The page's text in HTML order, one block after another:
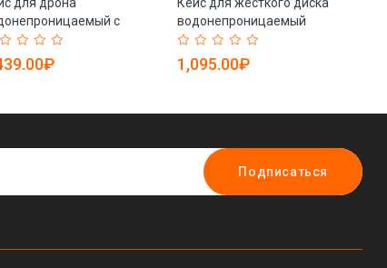
с
GLARY (арт. 25-
водонепроницаемый
ударопрочный (арт. 25-
19082479)
1,095.00₽
Подписаться